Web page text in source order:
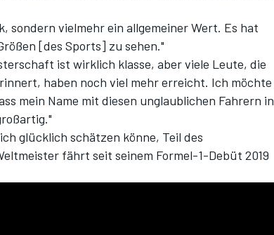
vielmehr ein allgemeiner Wert. Es hat
[des Sports] zu sehen."
ist wirklich klasse, aber viele Leute, die
haben noch viel mehr erreicht. Ich möchte
mein Name mit diesen unglaublichen Fahrern in
glücklich schätzen könne, Teil des
fährt seit seinem Formel-1-Debüt 2019